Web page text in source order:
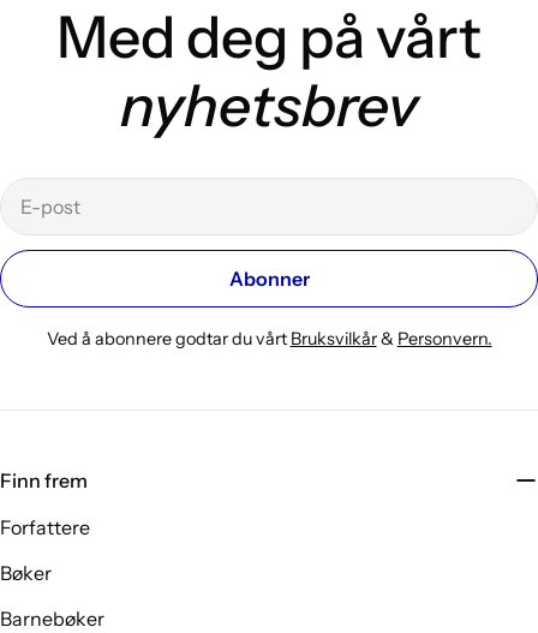
Med deg på vårt
nyhetsbrev
E-
post
Abonner
Ved å abonnere godtar du vårt Bruksvilkår& Personvern.
Finn frem
Forfattere
Bøker
Barnebøker